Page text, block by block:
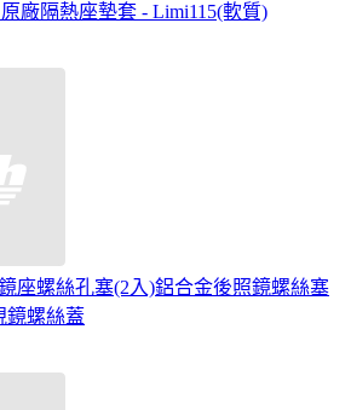
廠隔熱座墊套 - Limi115(軟質)
座螺絲孔塞(2入)鋁合金後照鏡螺絲塞
鏡螺絲蓋